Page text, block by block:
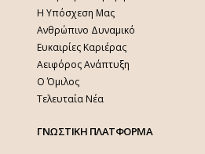
Η Υπόσχεση Μας
Ανθρώπινο Δυναμικό
Ευκαιρίες Καριέρας
Αειφόρος Ανάπτυξη
Ο Όμιλος
Τελευταία Νέα
ΓΝΩΣΤΙΚΗ ΠΛΑΤΦΟΡΜΑ